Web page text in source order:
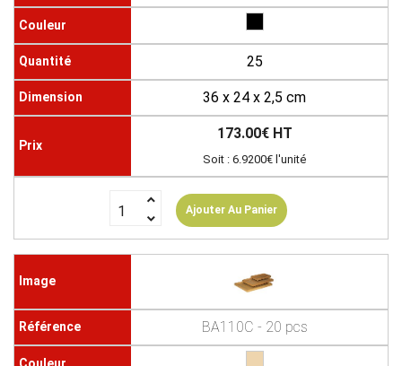
25
36 x 24 x 2,5 cm
173.00€ HT
Soit : 6.9200€ l'unité
Ajouter Au Panier
BA110C - 20 pcs